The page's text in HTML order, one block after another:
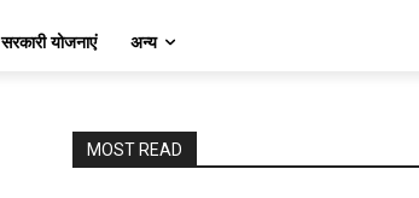
सरकारी योजनाएं अन्य
MOST READ